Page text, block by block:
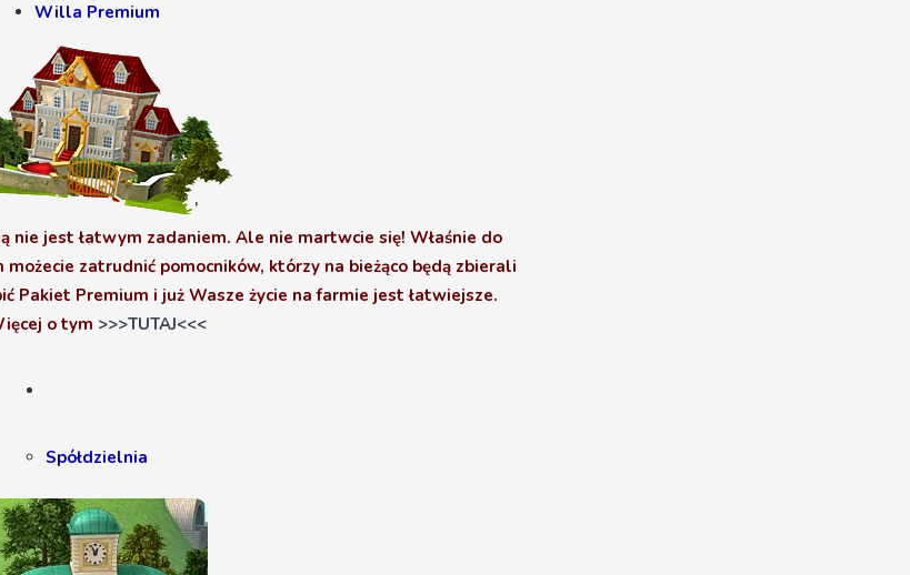
Willa Premium
nie jest łatwym zadaniem. Ale nie martwcie się! Właśnie do
zatrudnić pomocników, którzy na bieżąco będą zbierali
Pakiet Premium i już Wasze życie na farmie jest łatwiejsze.
o tym >>>TUTAJ<<<
Spółdzielnia